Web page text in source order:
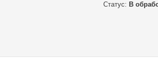
Статус: В